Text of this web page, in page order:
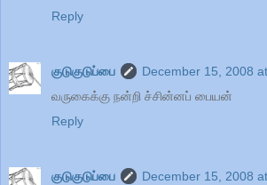
Reply
குடுகுடுப்பை
December 15, 2008
வருகைக்கு நன்றி ச்சின்னப் பையன்
Reply
குடுகுடுப்பை
December 15, 2008